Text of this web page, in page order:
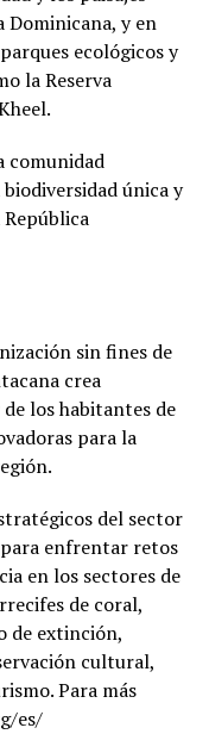
Dominicana, y en
ecológicos y
la Reserva
comunidad
única y
sin fines de
crea
los habitantes de
para la
del sector
enfrentar retos
en los sectores de
de coral,
de extinción,
cultural,
Para más
es/